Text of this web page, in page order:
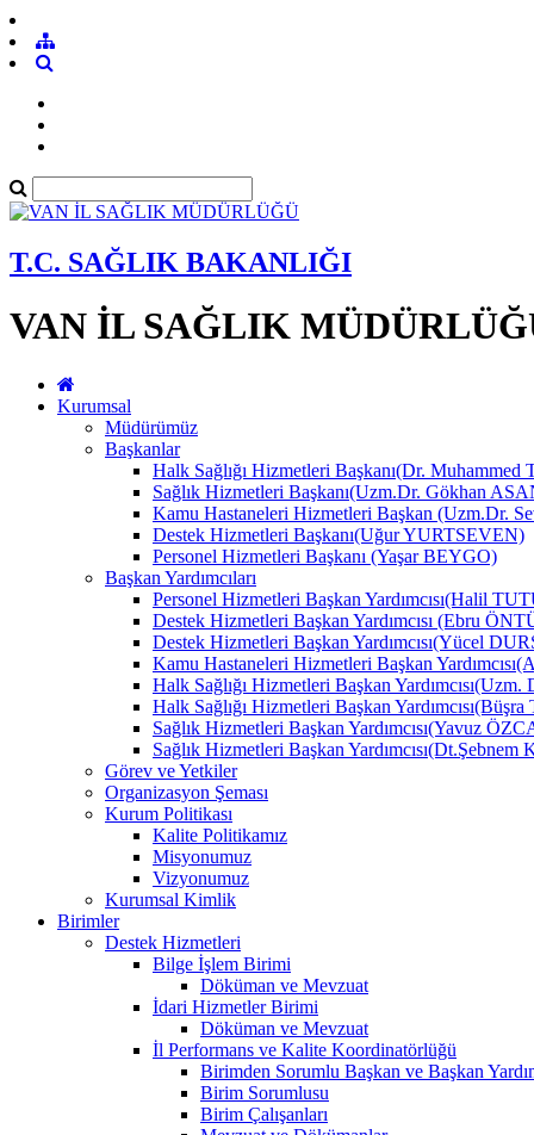
T.C. SAĞLIK BAKANLIĞI
VAN İL SAĞLIK
Kurumsal
Müdürümüz
Başkanlar
Halk Sağlığı Hizmetleri Başkanı(Dr.
Sağlık Hizmetleri Başkanı(Uzm.Dr. Gökhan
Kamu Hastaneleri Hizmetleri Başkan (Uzm.Dr.
Destek Hizmetleri Başkanı(Uğur YURTSEVEN)
Personel Hizmetleri Başkanı (Yaşar BEYGO)
Başkan Yardımcıları
Personel Hizmetleri Başkan Yardımcısı(Halil
Destek Hizmetleri Başkan Yardımcısı (Ebru
Destek Hizmetleri Başkan Yardımcısı(Yücel
Kamu Hastaneleri Hizmetleri Başkan
Halk Sağlığı Hizmetleri Başkan
Halk Sağlığı Hizmetleri Başkan
Sağlık Hizmetleri Başkan Yardımcısı(Yavuz
Sağlık Hizmetleri Başkan
Görev ve Yetkiler
Organizasyon Şeması
Kurum Politikası
Kalite Politikamız
Misyonumuz
Vizyonumuz
Kurumsal Kimlik
Birimler
Destek Hizmetleri
Bilge İşlem Birimi
Döküman ve Mevzuat
İdari Hizmetler Birimi
Döküman ve Mevzuat
İl Performans ve Kalite Koordinatörlüğü
Birimden Sorumlu Başkan ve Başkan
Birim Sorumlusu
Birim Çalışanları